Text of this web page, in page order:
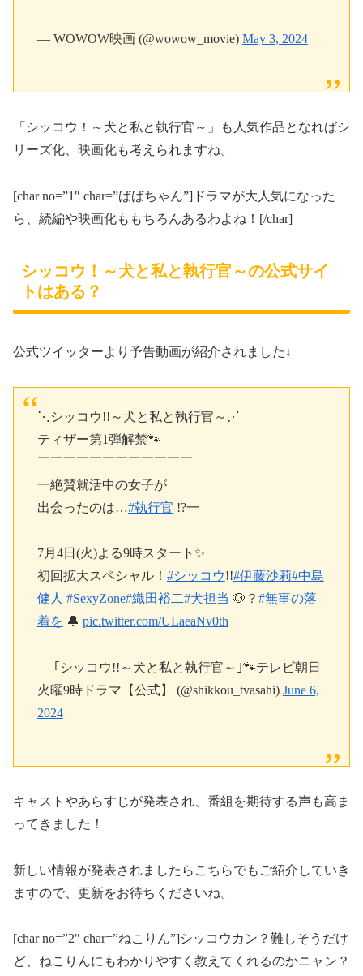
— WOWOW映画 (@wowow_movie) May 3, 2024
「シッコウ！ ～犬と私と執行官～ 」も人気作品となればシ
リーズ化、映画化も考えられますね。
[char no=”1″ char=”ばばちゃん”]ドラマが大人気になった
ら、続編や映画化ももちろんあるわよね！[/char]
シッコウ！～犬と私と執行官～の公式サイ
トはある？
公式ツイッターより予告動画が紹介されました↓
⋱シッコウ!!～犬と私と執行官～⋰
ティザー第1弾解禁🐾
￣￣￣￣￣￣￣￣￣￣￣￣
一絶賛就活中の女子が
出会ったのは…#執行官 !?一
7月4日(火)よる9時スタート✨
初回拡大スペシャル！ #シッコウ!!#伊藤沙莉#中島
健人 #SexyZone#織田裕二#犬担当 🐶？ #無事の落
着を 🔔 pic.twitter.com/ULaeaNv0th
— ｢シッコウ!!～犬と私と執行官～｣🐾テレビ朝日
火曜9時ドラマ【公式】 (@shikkou_tvasahi) June 6,
2024
キャストやあらすじが発表され、番組を期待する声も高ま
ってきました！
新しい情報が発表されましたらこちらでもご紹介していき
ますので、更新をお待ちくださいね。
[char no=”2″ char=”ねこりん”]シッコウカン？難しそうだけ
ど、ねこりんにもわかりやすく教えてくれるのかニャン？